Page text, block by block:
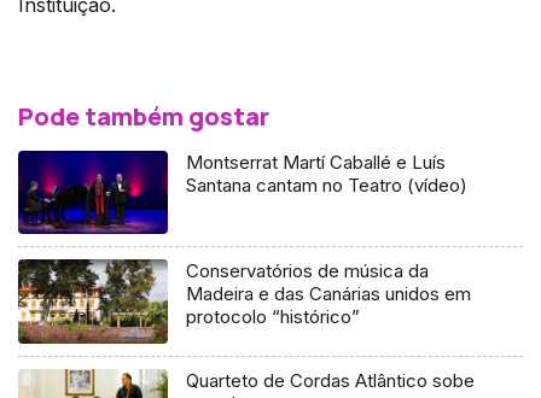
Pode também gostar
Montserrat Martí Caballé e Luís
Santana cantam no Teatro (vídeo)
Conservatórios de música da
Madeira e das Canárias unidos em
protocolo “histórico”
Quarteto de Cordas Atlântico sobe